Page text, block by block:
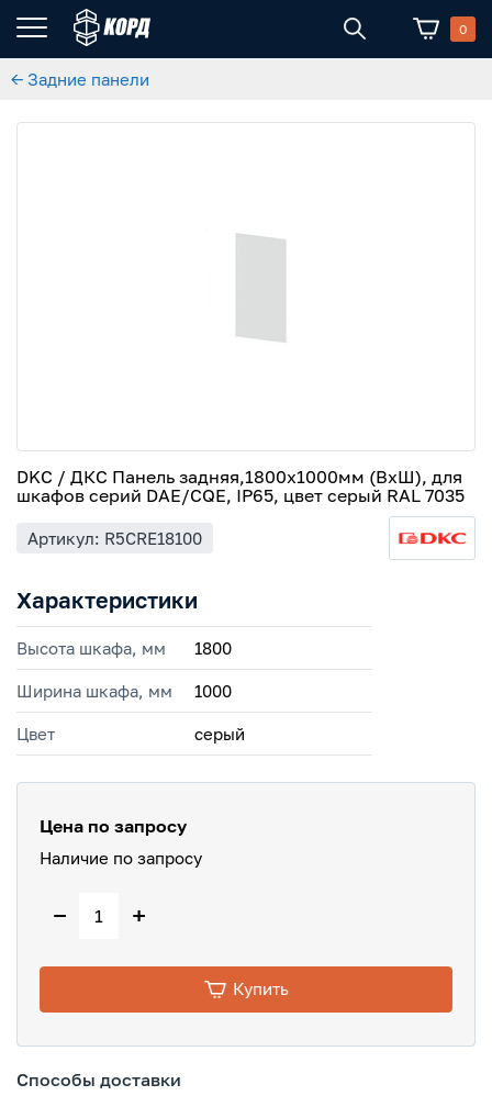
0
← Задние панели
DKC / ДКС Панель задняя,1800x1000мм (ВхШ), для
шкафов серий DAE/CQE, IP65, цвет серый RAL 7035
Артикул: R5CRE18100
Характеристики
Высота шкафа, мм 1800
Ширина шкафа, мм 1000
Цвет серый
Цена по запросу
Наличие по запросу
− +
Купить
Способы доставки